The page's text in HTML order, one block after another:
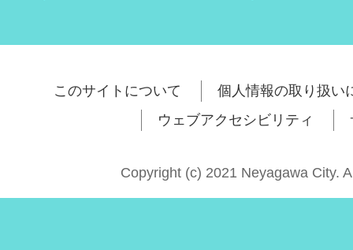
このサイトについて
個人情報の取り扱い
ウェブアクセシビリティ
Copyright (c) 2021 Neyagawa City.